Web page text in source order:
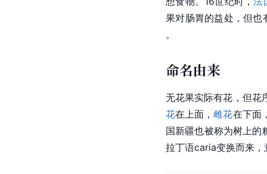
果对肠胃的益处，但也
。
命名由来
无花果实际有花，但花
花在上面，雌花在下面
国新疆也被称为树上的
拉丁语caria变换而来